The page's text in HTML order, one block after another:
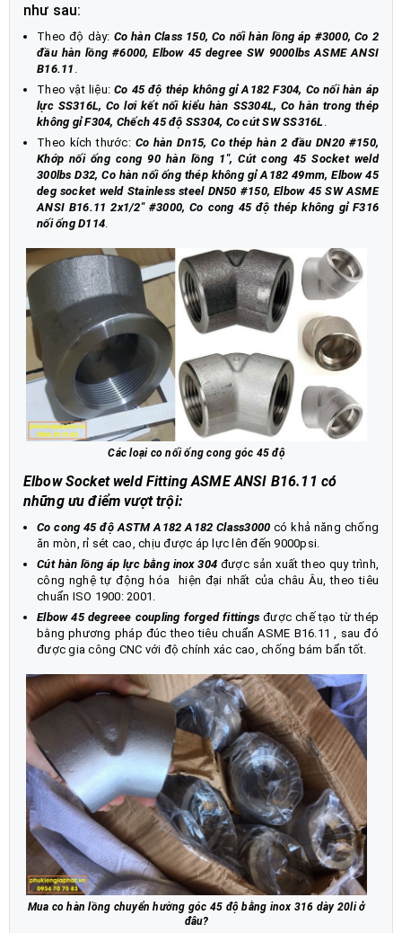
như sau:
Theo độ dày: Co hàn Class 150, Co nối hàn lồng áp #3000, Co 2
đầu hàn lồng #6000, Elbow 45 degree SW 9000lbs ASME ANSI
B16.11 .
Theo vật liệu: Co 45 độ thép không gỉ A182 F304, Co nối hàn áp
lực SS316L, Co lơi kết nối kiểu hàn SS304L, Co hàn trong thép
không gỉ F304, Chếch 45 độ SS304, Co cút SW SS316L .
Theo kích thước: Co hàn Dn15, Co thép hàn 2 đầu DN20 #150,
Khớp nối ống cong 90 hàn lồng 1", Cút cong 45 Socket weld
300lbs D32, Co hàn nối ống thép không gỉ A182 49mm, Elbow 45
deg socket weld Stainless steel DN50 #150, Elbow 45 SW ASME
ANSI B16.11 2x1/2" #3000, Co cong 45 độ thép không gỉ F316
nối ống D114.
Các loại co nối ống cong góc 45 độ
Elbow Socket weld Fitting ASME ANSI B16.11 có
những ưu điểm vượt trội:
Co cong 45 độ ASTM A182 A182 Class3000 có khả năng chống
ăn mòn, rỉ sét cao, chịu được áp lực lên đến 9000psi.
Cút hàn lồng áp lực bằng inox 304 được sản xuất theo quy trình,
công nghệ tự động hóa hiện đại nhất của châu Âu, theo tiêu
chuẩn ISO 1900: 2001.
Elbow 45 degreee coupling forged fittings được chế tạo từ thép
bằng phương pháp đúc theo tiêu chuẩn ASME B16.11 , sau đó
được gia công CNC với độ chính xác cao, chống bám bẩn tốt.
Mua co hàn lồng chuyển hường góc 45 độ bằng inox 316 dày 20li ở
đâu?